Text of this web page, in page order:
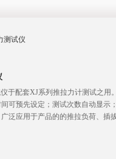
测试仪
于配套XJ系列推拉力计测试之用
可预先设定；测试次数自动显示
泛应用于产品的的推拉负荷、插